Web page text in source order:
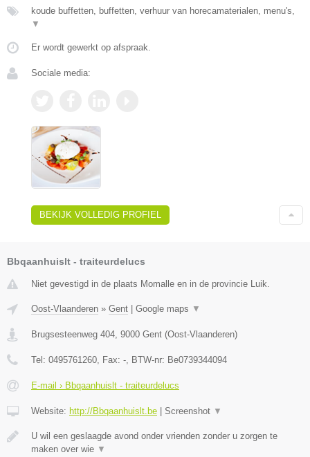
koude buffetten, buffetten, verhuur van horecamaterialen, menu's,
▼
Er wordt gewerkt op afspraak.
Sociale media:
BEKIJK VOLLEDIG PROFIEL
Bbqaanhuislt - traiteurdelucs
Niet gevestigd in de plaats Momalle en in de provincie Luik.
Oost-Vlaanderen » Gent Google maps ▼
Brugsesteenweg 404, 9000 Gent (Oost-Vlaanderen)
Tel: 0495761260, Fax: -, BTW-nr: Be0739344094
E-mail › Bbqaanhuislt - traiteurdelucs
Website: http://Bbqaanhuislt.be Screenshot ▼
U wil een geslaagde avond onder vrienden zonder u zorgen te
maken over wie ▼